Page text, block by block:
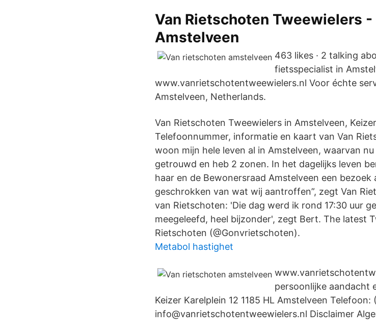
Van Rietschoten Tweewielers
Amstelveen
463 likes · 2 talking
fietsspecialist in
www.vanrietschotentweewielers.nl Voor échte
Amstelveen, Netherlands.
Van Rietschoten Tweewielers in Amstelveen,
Telefoonnummer, informatie en kaart van Van
woon mijn hele leven al in Amstelveen, waarvan
getrouwd en heb 2 zonen. In het dagelijks leven
haar en de Bewonersraad Amstelveen een bezoek
geschrokken van wat wij aantroffen”, zegt Van
van Rietschoten: 'Die dag werd ik rond 17:30 uur
meegeleefd, heel bijzonder', zegt Bert. The latest
Rietschoten (@Gonvrietschoten).
Metabol hastighet
persoonlijke aandacht
Keizer Karelplein 12 1185 HL Amstelveen Telefoon:
info@vanrietschotentweewielers.nl Disclaimer